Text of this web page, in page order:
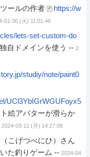
ールの作者
https://w
01-30 (火) 11:01:46
lets-set-custom-do
自ドメインを使う -- 2
studiy/note/paint0
UCl3YbIGrWGUFoyx5
絵アバターが滑らか
2024-03-11 (月) 14:27:08
こげつべにひ）さん
た釣りゲーム -- 2024-04